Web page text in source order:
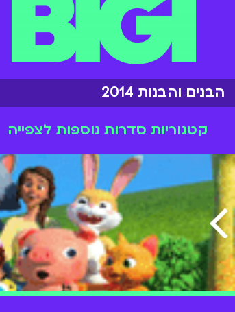
הבנים והבנות 2014
קטגוריות סדרות נוספות לצפייה